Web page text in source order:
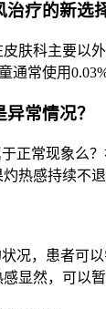
治疗的新选
肤科主要以
通常使用
常情况？
正常现象么
热感持续不
况，患者可
显然，可以